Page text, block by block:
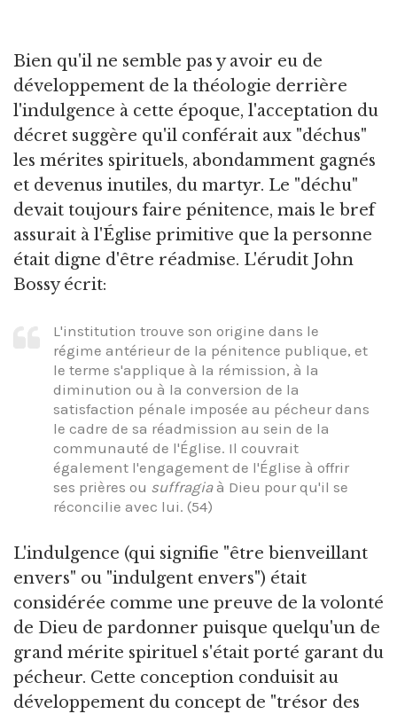
Bien qu'il ne semble pas y avoir eu de
développement de la théologie derrière
l'indulgence à cette époque, l'acceptation du
décret suggère qu'il conférait aux "déchus"
les mérites spirituels, abondamment gagnés
et devenus inutiles, du martyr. Le "déchu"
devait toujours faire pénitence, mais le bref
assurait à l'Église primitive que la personne
était digne d'être réadmise. L'érudit John
Bossy écrit:
L'institution trouve son origine dans le
régime antérieur de la pénitence publique, et
le terme s'applique à la rémission, à la
diminution ou à la conversion de la
satisfaction pénale imposée au pécheur dans
le cadre de sa réadmission au sein de la
communauté de l'Église. Il couvrait
également l'engagement de l'Église à offrir
ses prières ou suffragiaà Dieu pour qu'il se
réconcilie avec lui. (54)
L'indulgence (qui signifie "être bienveillant
envers" ou "indulgent envers") était
considérée comme une preuve de la volonté
de Dieu de pardonner puisque quelqu'un de
grand mérite spirituel s'était porté garant du
pécheur. Cette conception conduisit au
développement du concept de "trésor des